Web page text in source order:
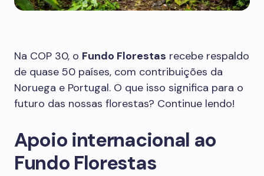
Na COP 30, o Fundo Florestas recebe respaldo
de quase 50 países, com contribuições da
Noruega e Portugal. O que isso significa para o
futuro das nossas florestas? Continue lendo!
Apoio internacional ao
Fundo Florestas